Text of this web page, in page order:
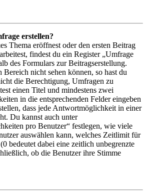
erstellen?
Thema eröffnest oder den ersten Beitrag
findest du ein Register „Umfrage
des Formulars zur Beitragserstellung.
Bereich nicht sehen können, so hast du
die Berechtigung, Umfragen zu
einen Titel und mindestens zwei
in die entsprechenden Felder eingeben
dass jede Antwortmöglichkeit in einer
Du kannst auch unter
pro Benutzer“ festlegen, wie viele
auswählen kann, welches Zeitlimit für
bedeutet dabei eine zeitlich unbegrenzte
ob die Benutzer ihre Stimme